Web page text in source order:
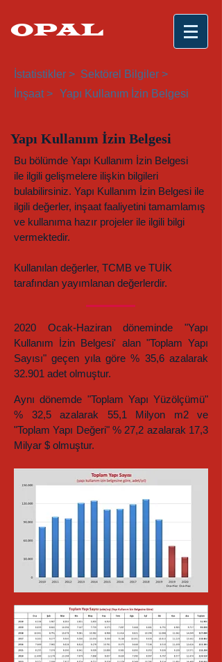
OPAL
İstatistikler > Sektörel Bilgiler >
İnşaat > Yapı Kullanım İzin Belgesi
Yapı Kullanım İzin Belgesi
Bu bölümde Yapı Kullanım İzin Belgesi
ile ilgili gelişmelere ilişkin bilgileri
bulabilirsiniz. Yapı Kullanım İzin Belgesi ile
ilgili değerler, inşaat faaliyetini tamamlamış
ve kullanıma hazır projeler ile ilgili bilgi
vermektedir.
Kullanılan değerler, TCMB ve TUİK
tarafından yayımlanan değerlerdir.
2020 Ocak-Haziran döneminde "Yapı
Kullanım İzin Belgesi' alan "Toplam Yapı
Sayısı" geçen yıla göre % 35,6 azalarak
32.901 adet olmuştur.
Aynı dönemde "Toplam Yapı Yüzölçümü"
% 32,5 azalarak 55,1 Milyon m2 ve
"Toplam Yapı Değeri" % 27,2 azalarak 17,3
Milyar $ olmuştur.